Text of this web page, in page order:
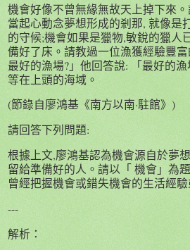
機會好像不曾無緣無故天上掉下來
當起心動念夢想形成的剎那, 就像是
的守候;機會如果是獵物,敏銳的獵人
備好了床。請教過一位漁獲經驗豐
最好的漁場?」他回答說: 「最好的
等在上頭的海域。
(節錄自廖鴻基《南方以南·駐館》)
請回答下列問題:
根據上文,廖鴻基認為機會源自於夢
留給準備好的人。請以「 機會」為
曾經把握機會或錯失機會的生活經
---
解析：